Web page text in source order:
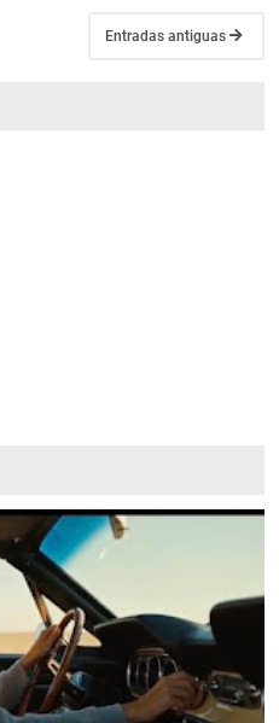
Entradas antiguas